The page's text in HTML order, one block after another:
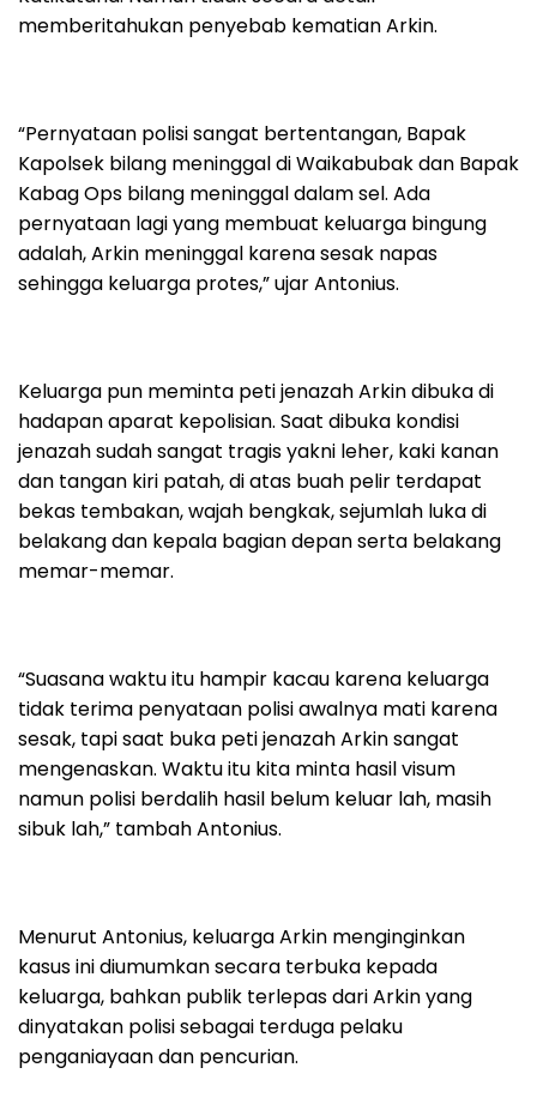
memberitahukan penyebab kematian Arkin.
“Pernyataan polisi sangat bertentangan, Bapak
Kapolsek bilang meninggal di Waikabubak dan Bapak
Kabag Ops bilang meninggal dalam sel. Ada
pernyataan lagi yang membuat keluarga bingung
adalah, Arkin meninggal karena sesak napas
sehingga keluarga protes,” ujar Antonius.
Keluarga pun meminta peti jenazah Arkin dibuka di
hadapan aparat kepolisian. Saat dibuka kondisi
jenazah sudah sangat tragis yakni leher, kaki kanan
dan tangan kiri patah, di atas buah pelir terdapat
bekas tembakan, wajah bengkak, sejumlah luka di
belakang dan kepala bagian depan serta belakang
memar-memar.
“Suasana waktu itu hampir kacau karena keluarga
tidak terima penyataan polisi awalnya mati karena
sesak, tapi saat buka peti jenazah Arkin sangat
mengenaskan. Waktu itu kita minta hasil visum
namun polisi berdalih hasil belum keluar lah, masih
sibuk lah,” tambah Antonius.
Menurut Antonius, keluarga Arkin menginginkan
kasus ini diumumkan secara terbuka kepada
keluarga, bahkan publik terlepas dari Arkin yang
dinyatakan polisi sebagai terduga pelaku
penganiayaan dan pencurian.